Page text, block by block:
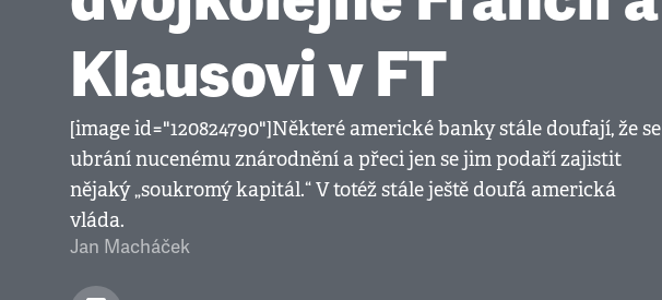
Klausovi v FT
[image id="120824790"]Některé americké banky stále doufají, že se
ubrání nucenému znárodnění a přeci jen se jim podaří zajistit
nějaký „soukromý kapitál.“ V totéž stále ještě doufá americká
vláda.
Jan Macháček